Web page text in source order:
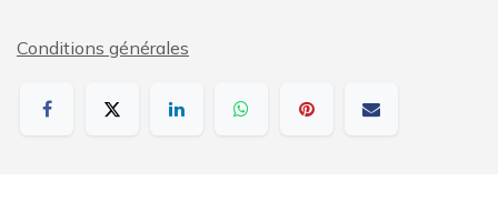
Conditions générales